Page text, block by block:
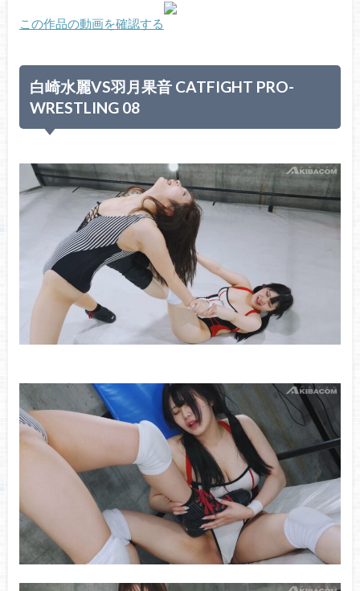
この作品の動画を確認する
白崎水麗VS羽月果音 CATFIGHT PRO-
WRESTLING 08